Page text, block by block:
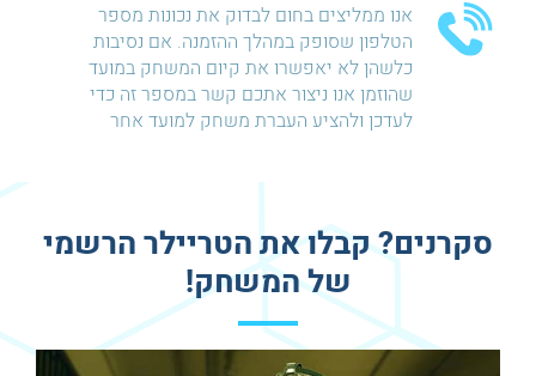
אנו ממליצים בחום לבדוק את נכונות מספר
הטלפון שסופק במהלך ההזמנה. אם נסיבות
כלשהן לא יאפשרו את קיום המשחק במועד
שהוזמן אנו ניצור אתכם קשר במספר זה כדי
לעדכן ולהציע העברת משחק למועד אחר
סקרנים? קבלו את הטריילר הרשמי
של המשחק!